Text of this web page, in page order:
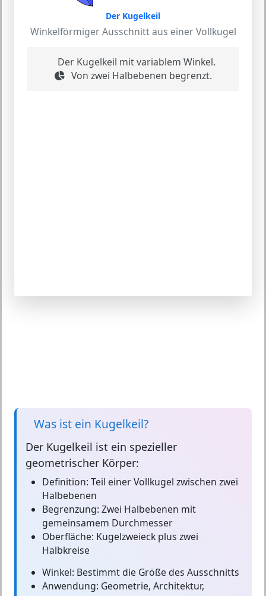
Der Kugelkeil
Winkelförmiger Ausschnitt aus einer Vollkugel
Der Kugelkeil mit variablem Winkel.
Von zwei Halbebenen begrenzt.
Was ist ein Kugelkeil?
Der Kugelkeil ist ein spezieller
geometrischer Körper:
Definition: Teil einer Vollkugel zwischen zwei
Halbebenen
Begrenzung: Zwei Halbebenen mit
gemeinsamem Durchmesser
Oberfläche: Kugelzweieck plus zwei
Halbkreise
Winkel: Bestimmt die Größe des Ausschnitts
Anwendung: Geometrie, Architektur,